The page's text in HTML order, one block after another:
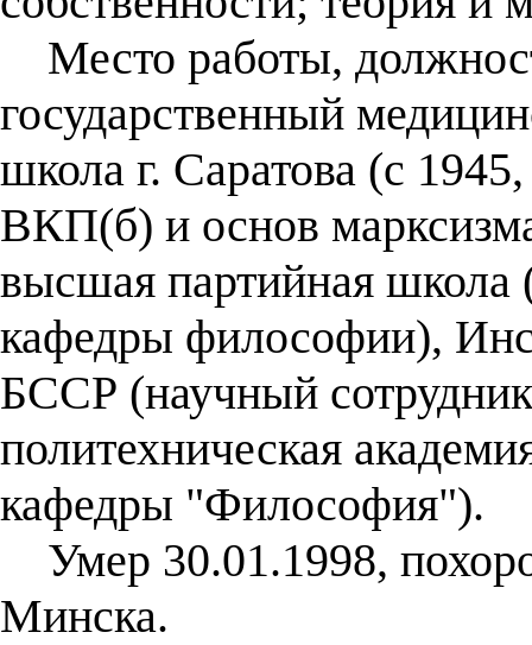
Место работы,
государственный
школа г. Саратова (с
ВКП(б) и основ
высшая партийная школа
кафедры философии),
БССР (научный
политехническая
кафедры "Философия").
Умер 30.01.1998,
Минска.